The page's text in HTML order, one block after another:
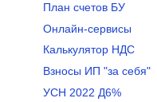
План счетов БУ
Онлайн-сервисы
Калькулятор НДС
Взносы ИП "за себя"
УСН 2022 Д6%